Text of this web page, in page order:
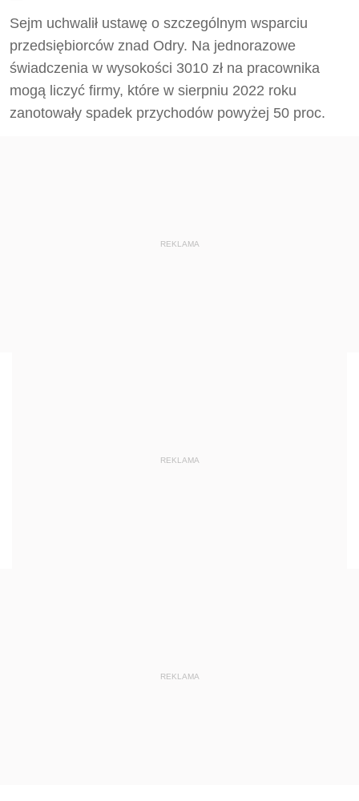
Sejm uchwalił ustawę o szczególnym wsparciu
przedsiębiorców znad Odry. Na jednorazowe
świadczenia w wysokości 3010 zł na pracownika
mogą liczyć firmy, które w sierpniu 2022 roku
zanotowały spadek przychodów powyżej 50 proc.
REKLAMA
REKLAMA
REKLAMA